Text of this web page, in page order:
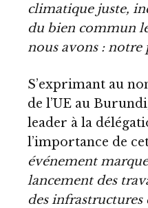
climatique juste,
du bien commun
nous avons : notre
S’exprimant au
de l’UE au
leader à la
l’importance de
événement
lancement des
des infrastructures